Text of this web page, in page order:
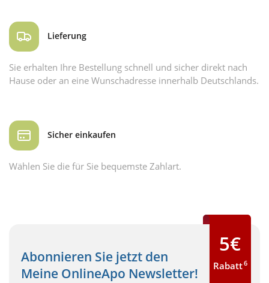
Lieferung
Sie erhalten Ihre Bestellung schnell und sicher direkt nach
Hause oder an eine Wunschadresse innerhalb Deutschlands.
Sicher einkaufen
Wählen Sie die für Sie bequemste Zahlart.
Abonnieren Sie jetzt den
Meine OnlineApo Newsletter!
5€
Rabatt6